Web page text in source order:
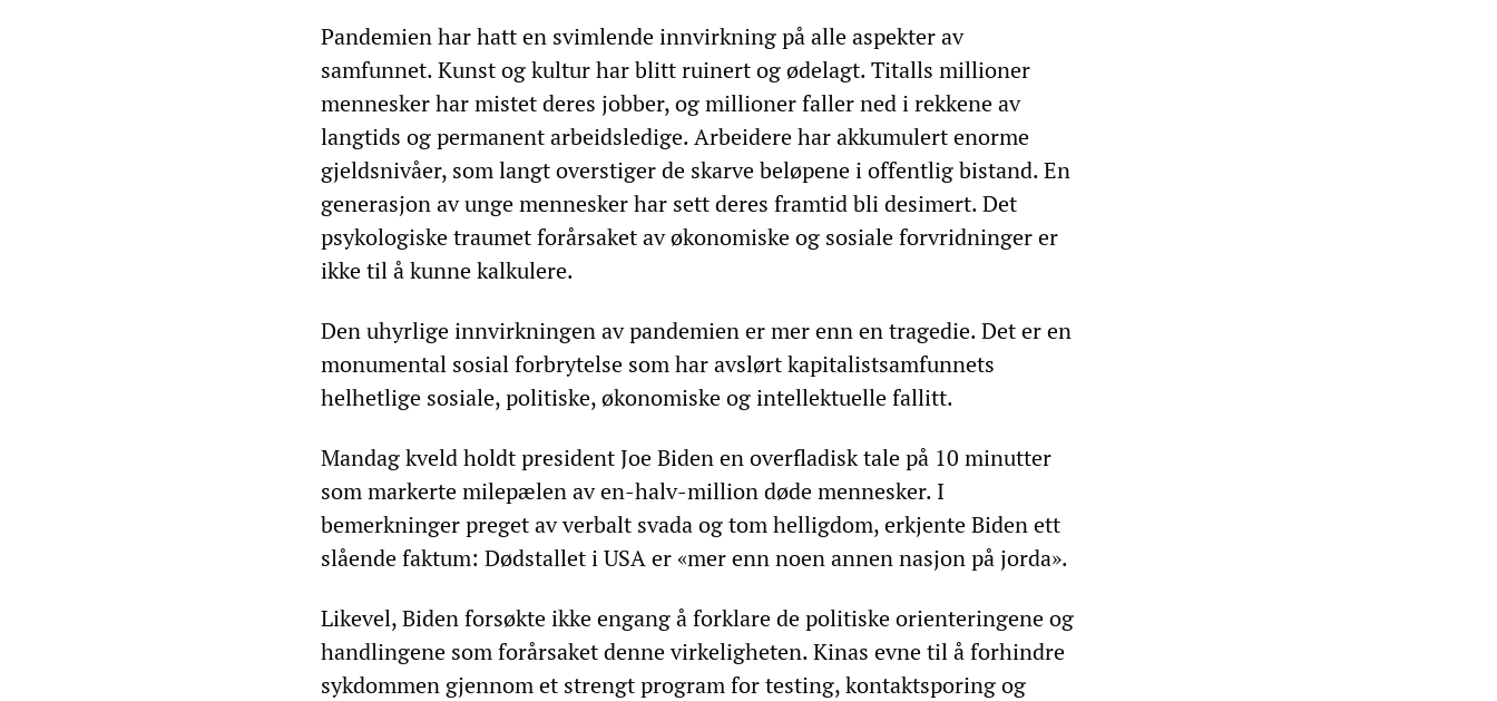
Pandemien har hatt en svimlende innvirkning på alle aspekter av
samfunnet. Kunst og kultur har blitt ruinert og ødelagt. Titalls millioner
mennesker har mistet deres jobber, og millioner faller ned i rekkene av
langtids og permanent arbeidsledige. Arbeidere har akkumulert enorme
gjeldsnivåer, som langt overstiger de skarve beløpene i offentlig bistand. En
generasjon av unge mennesker har sett deres framtid bli desimert. Det
psykologiske traumet forårsaket av økonomiske og sosiale forvridninger er
ikke til å kunne kalkulere.
Den uhyrlige innvirkningen av pandemien er mer enn en tragedie. Det er en
monumental sosial forbrytelse som har avslørt kapitalistsamfunnets
helhetlige sosiale, politiske, økonomiske og intellektuelle fallitt.
Mandag kveld holdt president Joe Biden en overfladisk tale på 10 minutter
som markerte milepælen av en-halv-million døde mennesker. I
bemerkninger preget av verbalt svada og tom helligdom, erkjente Biden ett
slående faktum: Dødstallet i USA er «mer enn noen annen nasjon på jorda».
Likevel, Biden forsøkte ikke engang å forklare de politiske orienteringene og
handlingene som forårsaket denne virkeligheten. Kinas evne til å forhindre
sykdommen gjennom et strengt program for testing, kontaktsporing og